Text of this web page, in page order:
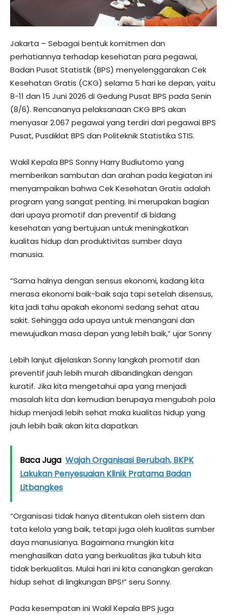
Jakarta – Sebagai bentuk komitmen dan
perhatiannya terhadap kesehatan para pegawai,
Badan Pusat Statistik (BPS) menyelenggarakan Cek
Kesehatan Gratis (CKG) selama 5 hari ke depan, yaitu
8-11 dan 15 Juni 2026 di Gedung Pusat BPS pada Senin
(8/6). Rencananya pelaksanaan CKG BPS akan
menyasar 2.067 pegawai yang terdiri dari pegawai BPS
Pusat, Pusdiklat BPS dan Politeknik Statistika STIS.
Wakil Kepala BPS Sonny Harry Budiutomo yang
memberikan sambutan dan arahan pada kegiatan ini
menyampaikan bahwa Cek Kesehatan Gratis adalah
program yang sangat penting. Ini merupakan bagian
dari upaya promotif dan preventif di bidang
kesehatan yang bertujuan untuk meningkatkan
kualitas hidup dan produktivitas sumber daya
manusia.
“Sama halnya dengan sensus ekonomi, kadang kita
merasa ekonomi baik-baik saja tapi setelah disensus,
kita jadi tahu apakah ekonomi sedang sehat atau
sakit. Sehingga ada upaya untuk menangani dan
mewujudkan masa depan yang lebih baik,” ujar Sonny
Lebih lanjut dijelaskan Sonny langkah promotif dan
preventif jauh lebih murah dibandingkan dengan
kuratif. Jika kita mengetahui apa yang menjadi
masalah kita dan kemudian berupaya mengubah pola
hidup menjadi lebih sehat maka kualitas hidup yang
jauh lebih baik akan kita dapatkan.
Baca Juga Wajah Organisasi Berubah, BKPK
Lakukan Penyesuaian Klinik Pratama Badan
Litbangkes
“Organisasi tidak hanya ditentukan oleh sistem dan
tata kelola yang baik, tetapi juga oleh kualitas sumber
daya manusianya. Bagaimana mungkin kita
menghasilkan data yang berkualitas jika tubuh kita
tidak berkualitas. Mulai hari ini kita canangkan gerakan
hidup sehat di lingkungan BPS!” seru Sonny.
Pada kesempatan ini Wakil Kepala BPS juga